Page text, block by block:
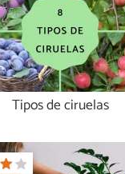
Tipos de ciruelas